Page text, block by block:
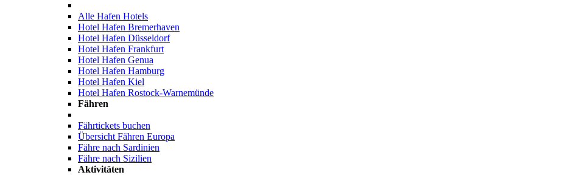
Alle Hafen Hotels
Hotel Hafen Bremerhaven
Hotel Hafen Düsseldorf
Hotel Hafen Frankfurt
Hotel Hafen Genua
Hotel Hafen Hamburg
Hotel Hafen Kiel
Hotel Hafen Rostock-Warnemünde
Fähren
Fährtickets buchen
Übersicht Fähren Europa
Fähre nach Sardinien
Fähre nach Sizilien
Aktivitäten